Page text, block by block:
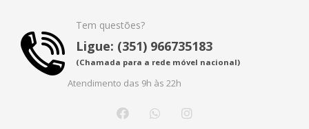
Tem questões?
Ligue: (351) 966735183
(Chamada para a rede móvel nacional)
Atendimento das 9h às 22h